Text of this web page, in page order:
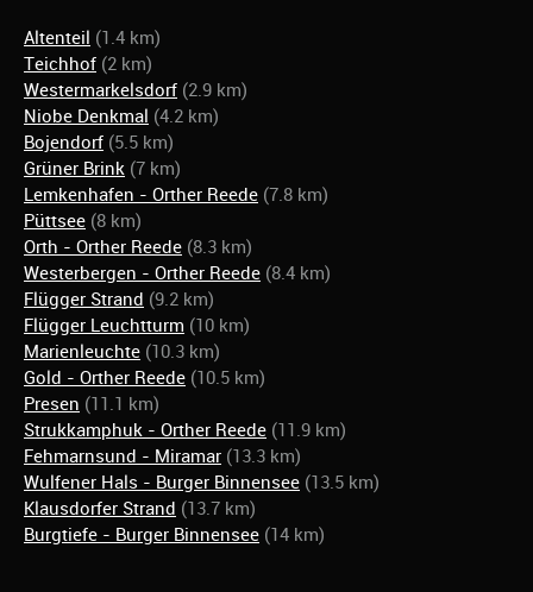
Altenteil (1.4 km)
Teichhof (2 km)
Westermarkelsdorf (2.9 km)
Niobe Denkmal (4.2 km)
Bojendorf (5.5 km)
Grüner Brink (7 km)
Lemkenhafen - Orther Reede (7.8 km)
Püttsee (8 km)
Orth - Orther Reede (8.3 km)
Westerbergen - Orther Reede (8.4 km)
Flügger Strand (9.2 km)
Flügger Leuchtturm (10 km)
Marienleuchte (10.3 km)
Gold - Orther Reede (10.5 km)
Presen (11.1 km)
Strukkamphuk - Orther Reede (11.9 km)
Fehmarnsund - Miramar (13.3 km)
Wulfener Hals - Burger Binnensee (13.5 km)
Klausdorfer Strand (13.7 km)
Burgtiefe - Burger Binnensee (14 km)